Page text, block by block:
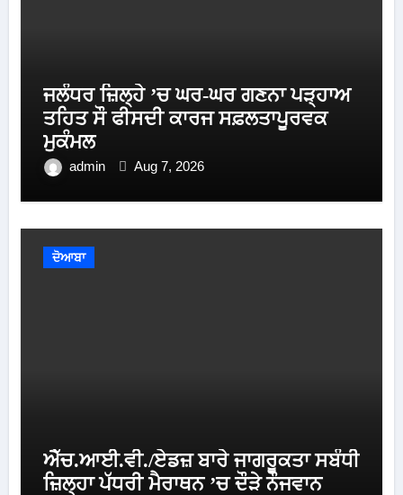
ਜਲੰਧਰ ਜ਼ਿਲ੍ਹੇ ’ਚ ਘਰ-ਘਰ ਗਣਨਾ ਪੜ੍ਹਾਅ
ਤਹਿਤ ਸੌ ਫੀਸਦੀ ਕਾਰਜ ਸਫ਼ਲਤਾਪੂਰਵਕ
ਮੁਕੰਮਲ
admin Aug 7, 2026
ਦੋਆਬਾ
ਐੱਚ.ਆਈ.ਵੀ./ਏਡਜ਼ ਬਾਰੇ ਜਾਗਰੂਕਤਾ ਸਬੰਧੀ
ਜ਼ਿਲ੍ਹਾ ਪੱਧਰੀ ਮੈਰਾਥਨ ’ਚ ਦੌੜੇ ਨੌਜਵਾਨ